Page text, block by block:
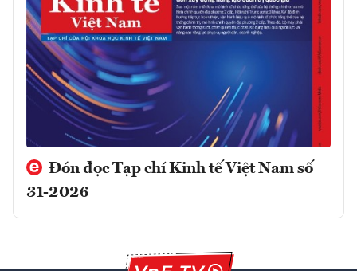
Đón đọc Tạp chí Kinh tế Việt Nam số
31-2026